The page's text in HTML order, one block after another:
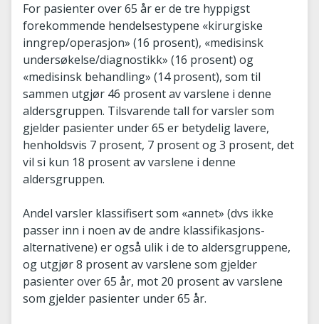
For pasienter over 65 år er de tre hyppigst
forekommende hendelsestypene «kirurgiske
inngrep/operasjon» (16 prosent), «medisinsk
undersøkelse/diagnostikk» (16 prosent) og
«medisinsk behandling» (14 prosent), som til
sammen utgjør 46 prosent av varslene i denne
aldersgruppen. Tilsvarende tall for varsler som
gjelder pasienter under 65 er betydelig lavere,
henholdsvis 7 prosent, 7 prosent og 3 prosent, det
vil si kun 18 prosent av varslene i denne
aldersgruppen.
Andel varsler klassifisert som «annet» (dvs ikke
passer inn i noen av de andre klassifikasjons-
alternativene) er også ulik i de to aldersgruppene,
og utgjør 8 prosent av varslene som gjelder
pasienter over 65 år, mot 20 prosent av varslene
som gjelder pasienter under 65 år.